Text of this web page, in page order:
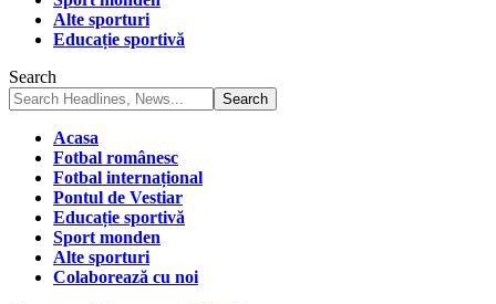
Alte sporturi
Educație sportivă
Search
Acasa
Fotbal românesc
Fotbal internațional
Pontul de Vestiar
Educație sportivă
Sport monden
Alte sporturi
Colaborează cu noi